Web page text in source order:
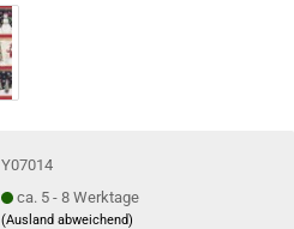
Y07014
ca. 5 - 8 Werktage
(Ausland abweichend)